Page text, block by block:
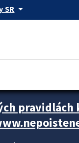
SR arrow_drop_down